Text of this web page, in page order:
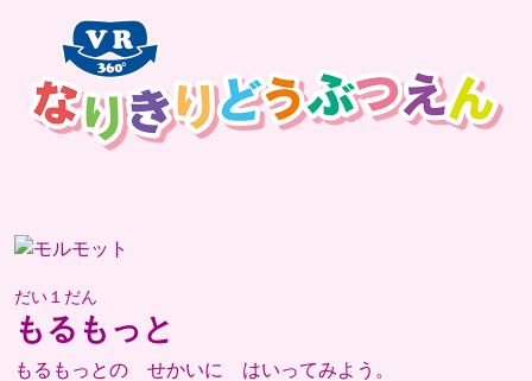
だい１だん
もるもっと
もるもっとの せかいに はいってみよう。